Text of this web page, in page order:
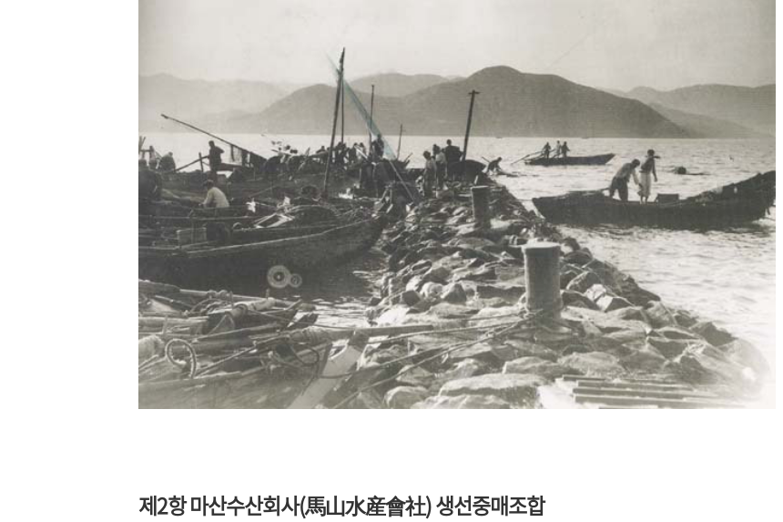
제2항 마산수산회사(馬山水産會社) 생선중매조합